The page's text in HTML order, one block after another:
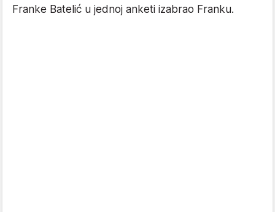
Franke Batelić u jednoj anketi izabrao Franku.